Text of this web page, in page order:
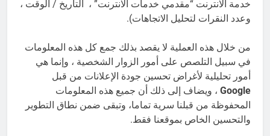
خدمة الانترنت “مقدمي خدمات الانترنت” ، التاريخ / الوقت ،
وعدد النقرات لتحليل الاتجاهات).
من خلال هذه العملية لا يقصد بذلك جمع كل هذه المعلومات
في سبيل التلصص على أمور الزوار الشخصية ، وإنما هي
أمور تحليلية لأغراض تحسين جودة الإعلانات من قبل
Google ، ويضاف إلى ذلك أن جميع هذه المعلومات
المحفوظة من قبلنا سرية تماما، وتبقى ضمن نطاق التطوير
والتحسين الخاص بموقعنا فقط.